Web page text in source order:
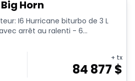
Horn
I6 Hurricane biturbo de 3 L
arrêt au ralenti - 6...
+ tx
84 877 $